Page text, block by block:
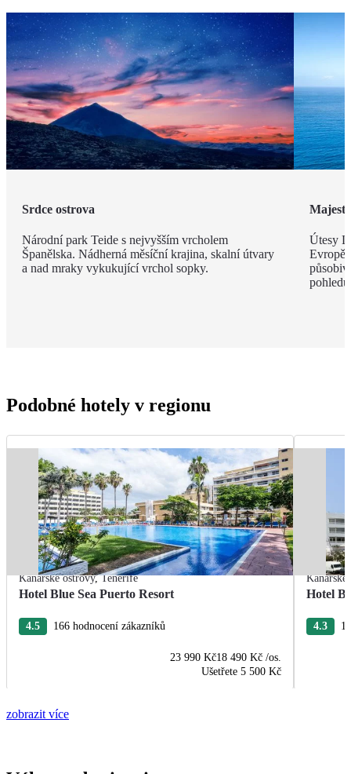
Srdce ostrova
Národní park Teide s nejvyšším vrcholem
Španělska. Nádherná měsíční krajina, skalní útvary
a nad mraky vykukující vrchol sopky.
Útesy
Evropě,
Podobné hotely v regionu
Kanárské ostrovy,Tenerife
Hotel Blue Sea Puerto Resort
4.5 166 hodnocení zákazníků
23 990 Kč18 490 Kč /os.
Ušetřete 5 500 Kč
Kanárské
Hotel
4.3
zobrazit více